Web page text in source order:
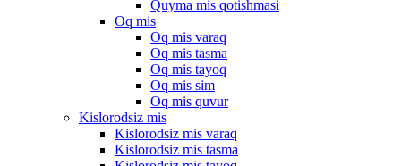
Quyma mis qotishmasi
Oq mis
Oq mis varaq
Oq mis tasma
Oq mis tayoq
Oq mis sim
Oq mis quvur
Kislorodsiz mis
Kislorodsiz mis varaq
Kislorodsiz mis tasma